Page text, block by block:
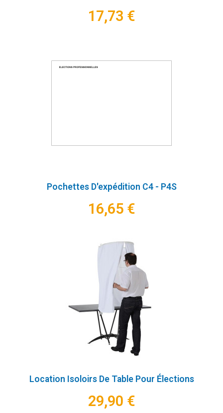
17,73 €
Pochettes D'expédition C4 - P4S
16,65 €
Location Isoloirs De Table Pour Élections
29,90 €